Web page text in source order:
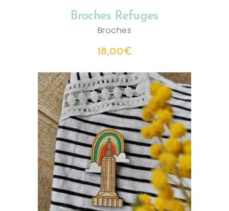
Broches Refuges
Broches
18,00€
AJOUTER AU PANIER